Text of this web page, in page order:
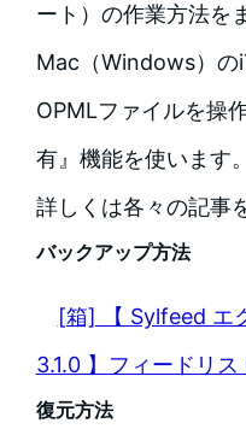
ート）の作業方法を
Mac（Windows）の
OPMLファイルを操
有』機能を使います。
詳しくは各々の記事
バックアップ方法
[箱] 【 Sylfeed エ
3.1.0 】フィードリ
復元方法